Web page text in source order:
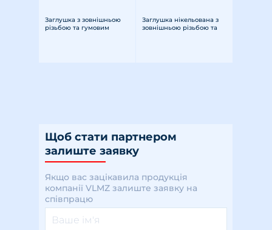
Заглушка з зовнішньою
різьбою та гумовим
Заглушка нікельована з
зовнішньою різьбою та
Щоб стати партнером
залиште заявку
Якщо вас зацікавила продукція
компанії VLMZ залиште заявку на
співпрацю